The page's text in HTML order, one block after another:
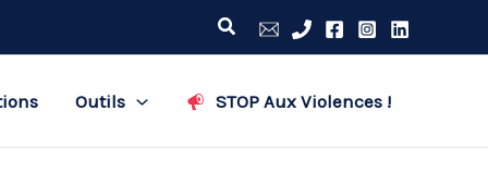
Rechercher
Outils STOP Aux Violences !